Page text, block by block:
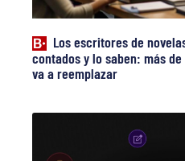
Los escritores de
contados y lo saben: más
va a reemplazar